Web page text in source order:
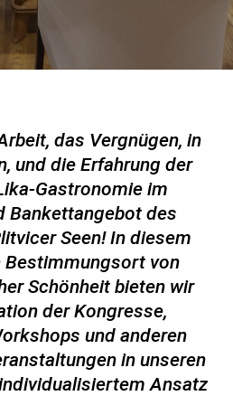
das Vergnügen, in
und die Erfahrung der
Gastronomie im
Bankettangebot des
Seen! In diesem
Bestimmungsort von
Schönheit bieten wir
der Kongresse,
und anderen
in unseren
Ansatz